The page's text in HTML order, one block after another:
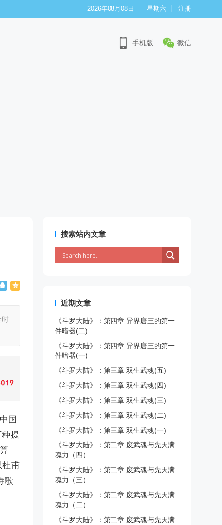
2026年08月08日 星期六 注册
手机版 微信
时
国
提
杜甫
歌
搜索站内文章
近期文章
《斗罗大陆》：第四章 异界唐三的第一
件暗器(二)
《斗罗大陆》：第四章 异界唐三的第一
件暗器(一)
《斗罗大陆》：第三章 双生武魂(五)
《斗罗大陆》：第三章 双生武魂(四)
《斗罗大陆》：第三章 双生武魂(三)
《斗罗大陆》：第三章 双生武魂(二)
《斗罗大陆》：第三章 双生武魂(一)
《斗罗大陆》：第二章 废武魂与先天满
魂力（四）
《斗罗大陆》：第二章 废武魂与先天满
魂力（三）
《斗罗大陆》：第二章 废武魂与先天满
魂力（二）
《斗罗大陆》：第二章 废武魂与先天满